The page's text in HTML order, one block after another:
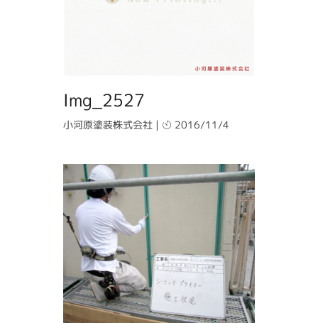
Img_2527
小河原塗装株式会社 | 2016/11/4